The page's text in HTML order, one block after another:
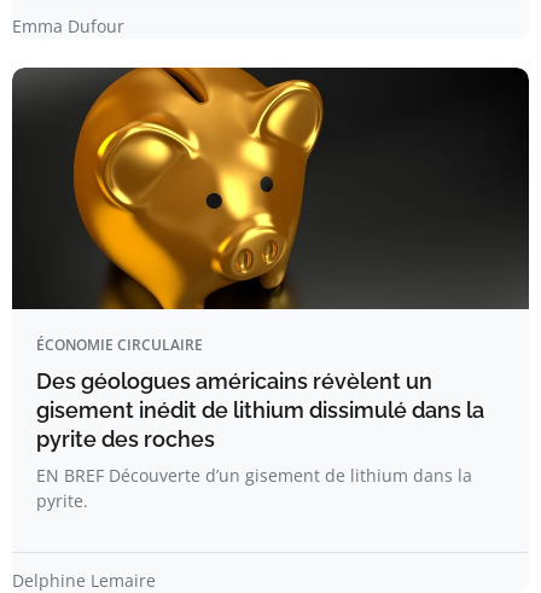
Emma Dufour
ÉCONOMIE CIRCULAIRE
Des géologues américains révèlent un
gisement inédit de lithium dissimulé dans la
pyrite des roches
EN BREF Découverte d’un gisement de lithium dans la
pyrite.
Delphine Lemaire